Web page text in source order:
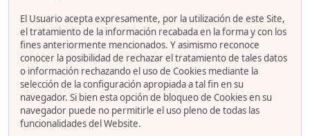
El Usuario acepta expresamente, por la utilización de este Site,
el tratamiento de la información recabada en la forma y con los
fines anteriormente mencionados. Y asimismo reconoce
conocer la posibilidad de rechazar el tratamiento de tales datos
o información rechazando el uso de Cookies mediante la
selección de la configuración apropiada a tal fin en su
navegador. Si bien esta opción de bloqueo de Cookies en su
navegador puede no permitirle el uso pleno de todas las
funcionalidades del Website.